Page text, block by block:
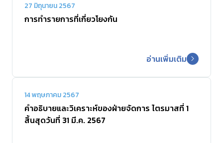
27 มิถุนายน 2567
การทำรายการที่เกี่ยวโยงกัน
อ่านเพิ่มเติม
14 พฤษภาคม 2567
คำอธิบายและวิเคราะห์ของฝ่ายจัดการ ไตรมาสที่ 1
สิ้นสุดวันที่ 31 มี.ค. 2567